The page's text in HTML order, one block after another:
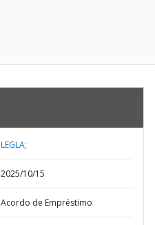
LEGLA;
2025/10/15
Acordo de Empréstimo